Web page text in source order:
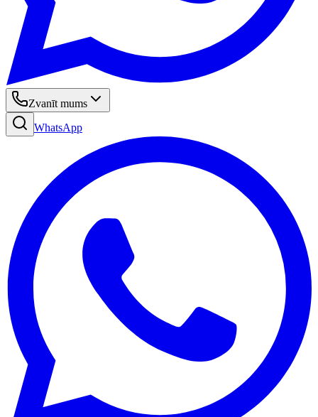
Zvanīt mums
WhatsApp